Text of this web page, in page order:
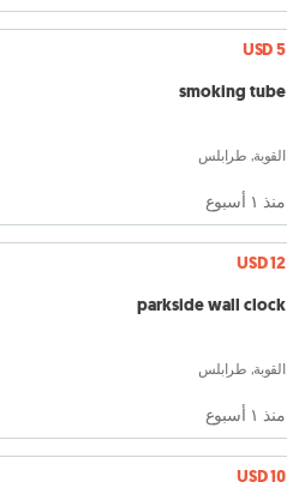
USD 5
smoking tube
القوبة, طرابلس
منذ ١ أسبوع
USD 12
parkside wall clock
القوبة, طرابلس
منذ ١ أسبوع
USD 10